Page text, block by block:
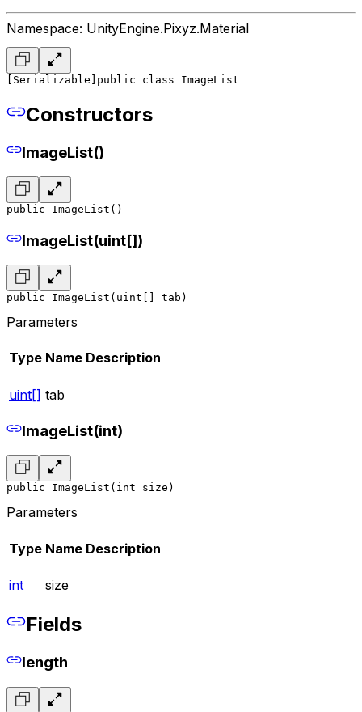
Namespace: UnityEngine.Pixyz.Material
[Serializable] public class ImageList
Constructors
ImageList()
public ImageList()
ImageList(uint[])
public ImageList(uint[] tab)
Parameters
Type Name Description
uint[] tab
ImageList(int)
public ImageList(int size)
Parameters
Type Name Description
int size
Fields
length